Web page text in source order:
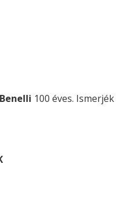
Benelli 100 éves. Ismerjék